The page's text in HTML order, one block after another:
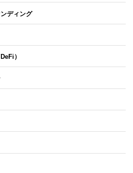
ディング
）